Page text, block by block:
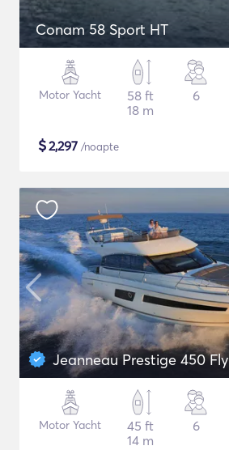
Conam 58 Sport HT
Motor Yacht
58 ft
18 m
6
$2,297 /noapte
Jeanneau Prestige 450 Fly
Motor Yacht
45 ft
14 m
6